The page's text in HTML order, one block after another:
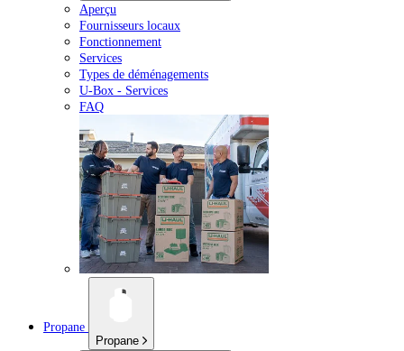
Aperçu
Fournisseurs locaux
Fonctionnement
Services
Types de déménagements
U-Box - Services
FAQ
Propane
Propane